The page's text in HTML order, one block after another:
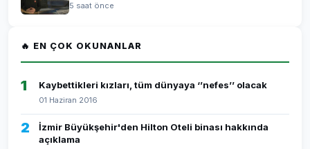
5 saat önce
🔥 EN ÇOK OKUNANLAR
1 Kaybettikleri kızları, tüm dünyaya ‘’nefes’’ olacak
01 Haziran 2016
2
İzmir Büyükşehir'den Hilton Oteli binası hakkında
açıklama